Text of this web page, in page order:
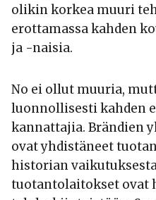
olikin korkea muuri
erottamassa kahden
ja -naisia.
No ei ollut muuria,
luonnollisesti kahden
kannattajia. Brändien
ovat yhdistäneet
historian
tuotantolaitokset ovat